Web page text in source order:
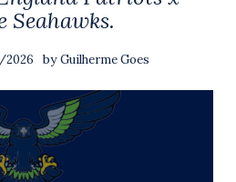
Seahawks.
byGuilherme Goes